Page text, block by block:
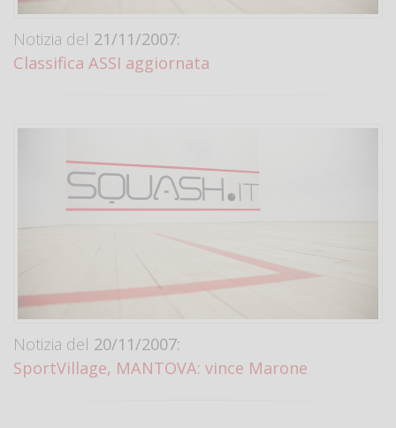
Notizia del 21/11/2007:
Classifica ASSI aggiornata
Notizia del 20/11/2007:
SportVillage, MANTOVA: vince Marone